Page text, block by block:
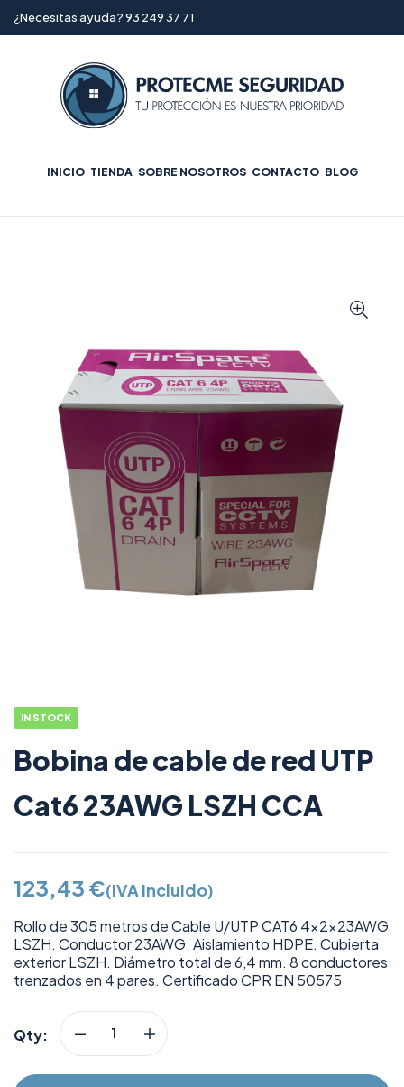
¿Necesitas ayuda? 93 249 37 71
INICIO TIENDA SOBRE NOSOTROS CONTACTO BLOG
IN STOCK
Bobina de cable de red UTP
Cat6 23AWG LSZH CCA
123,43 €(IVA incluido)
Rollo de 305 metros de Cable U/UTP CAT6 4x2x23AWG
LSZH. Conductor 23AWG. Aislamiento HDPE. Cubierta
exterior LSZH. Diámetro total de 6,4 mm. 8 conductores
trenzados en 4 pares. Certificado CPR EN 50575
Qty: